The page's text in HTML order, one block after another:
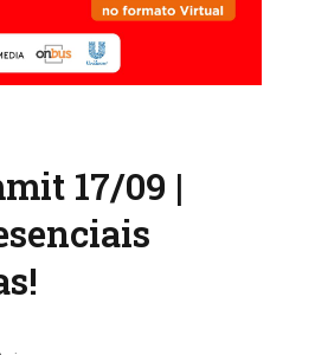
17/09 |